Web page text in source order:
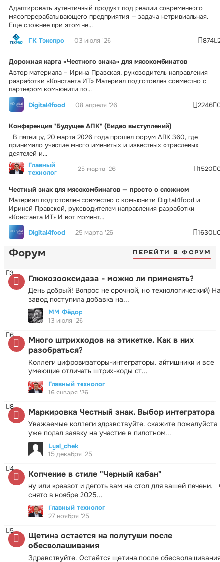
Адаптировать аутентичный продукт под реалии современного
мясоперерабатывающего предприятия — задача нетривиальная.
Еще сложнее при этом не...
ГК Тэкспро
03 июля '26 874
Дорожная карта «Честного знака» для мясокомбинатов
Автор материала – Ирина Правская, руководитель направления
разработки «Константа ИТ» Материал подготовлен совместно с
партнером комьюнити по...
Digital4food
08 апреля '26 2246
Конференция "Будущее АПК" (Видео выступлений)
В пятницу, 20 марта 2026 года прошел форум АПК 360, где
принимало участие много именитых и известных отраслевых
деятелей и...
Главный
технолог
25 марта '26 1520
Честный знак для мясокомбинатов — просто о сложном
Материал подготовлен совместно с комьюнити Digital4food и
Ириной Правской, руководителем направления разработки
«Константа ИТ» И вот момент...
Digital4food
25 марта '26 1630
Форум ПЕРЕЙТИ В ФОРУМ
Глюкозооксидаза - можно ли применять?
День добрый! Вопрос не срочной, но технологический) На
завод поступила добавка на...
3
ММ Фёдор
13 июля '26
Много штрихкодов на этикетке. Как в них
разобраться?
Коллеги цифровизаторы-интеграторы, айтишники и все
умеющие отличать штрих-коды от...
6
Главный технолог
16 января '26
Маркировка Честный знак. Выбор интегратора
Уважаемые коллеги здравствуйте. скажите пожалуйста
уже подал заявку на участие в пилотном...
8
Lyal_chek
15 декабря '25
Копчение в стиле "Черный кабан"
ну или креазот и деготь вам на стол для вашей печени.
снято в ноябре 2025...
4
Главный технолог
27 ноября '25
Щетина остается на полутуши после
обесволашивания
Здравствуйте. Остаётся щетина после
5